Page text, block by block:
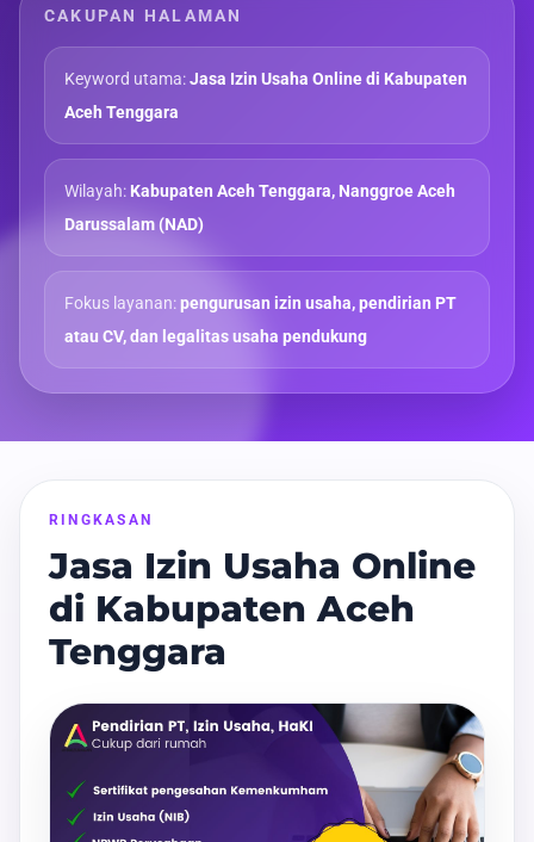
CAKUPAN HALAMAN
Keyword utama:Jasa Izin Usaha Online di Kabupaten
Aceh Tenggara
Wilayah: Kabupaten Aceh Tenggara, Nanggroe Aceh
Darussalam (NAD)
Fokus layanan:pengurusan izin usaha, pendirian PT
atau CV, dan legalitas usaha pendukung
RINGKASAN
Jasa Izin Usaha Online
di Kabupaten Aceh
Tenggara